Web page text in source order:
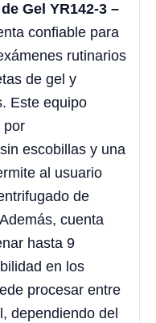
Gel YR142-3 –
confiable para
rutinarios
de gel y
Este equipo
por
escobillas y una
al usuario
de
cuenta
hasta 9
en los
procesar entre
dependiendo del